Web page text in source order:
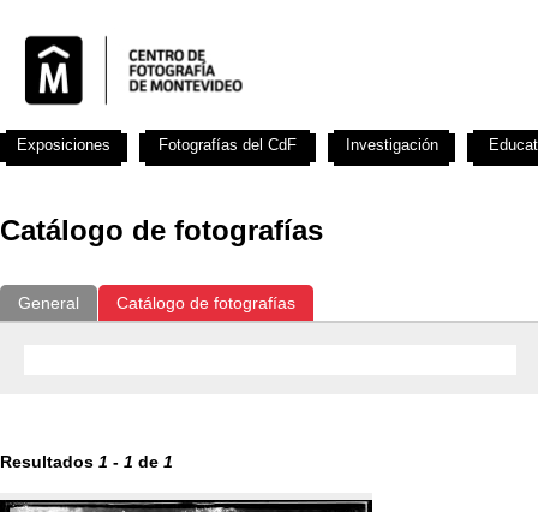
Catálogo de fotografías
General Catálogo de fotografías
Resultados 1 - 1 de 1
Exposiciones Fotografías del CdF Investigación